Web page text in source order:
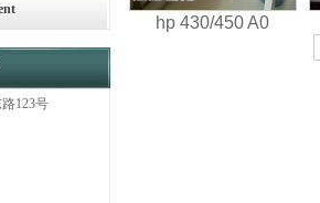
123号
hp 430/450 A0